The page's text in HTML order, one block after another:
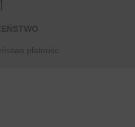
płatnośc